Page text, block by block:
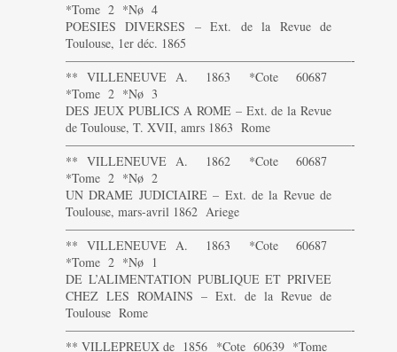
*Tome 2 *Nø 4
POESIES DIVERSES – Ext. de la Revue de
Toulouse, 1er déc. 1865
———————————————————————-
** VILLENEUVE A. 1863 *Cote 60687
*Tome 2 *Nø 3
DES JEUX PUBLICS A ROME – Ext. de la Revue
de Toulouse, T. XVII, amrs 1863 Rome
———————————————————————-
** VILLENEUVE A. 1862 *Cote 60687
*Tome 2 *Nø 2
UN DRAME JUDICIAIRE – Ext. de la Revue de
Toulouse, mars-avril 1862 Ariege
———————————————————————-
** VILLENEUVE A. 1863 *Cote 60687
*Tome 2 *Nø 1
DE L’ALIMENTATION PUBLIQUE ET PRIVEE
CHEZ LES ROMAINS – Ext. de la Revue de
Toulouse Rome
———————————————————————-
** VILLEPREUX de 1856 *Cote 60639 *Tome